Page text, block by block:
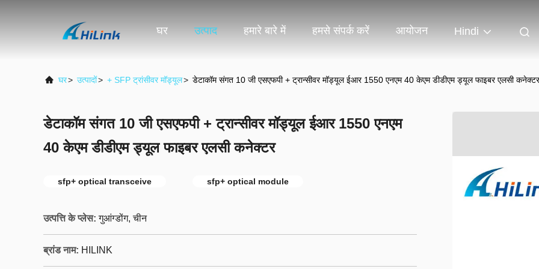
घर उत्पाद हमारे बारे में हमसे संपर्क करें आयोजन Hindi
घर> उत्पादों> + SFP ट्रांसीवर मॉड्यूल> डेटाकॉम संगत 10 जी एसएफपी + ट्रान्सीवर मॉड्यूल ईआर 1550 एनएम 40 केएम डीडीएम ड्यूल फाइबर एलसी कनेक्टर
डेटाकॉम संगत 10 जी एसएफपी + ट्रान्सीवर मॉड्यूल ईआर 1550 एनएम
40 केएम डीडीएम ड्यूल फाइबर एलसी कनेक्टर
sfp+ optical transceive sfp+ optical module
उत्पत्ति के प्लेस: गुआंग्डोंग, चीन
ब्रांड नाम: HILINK